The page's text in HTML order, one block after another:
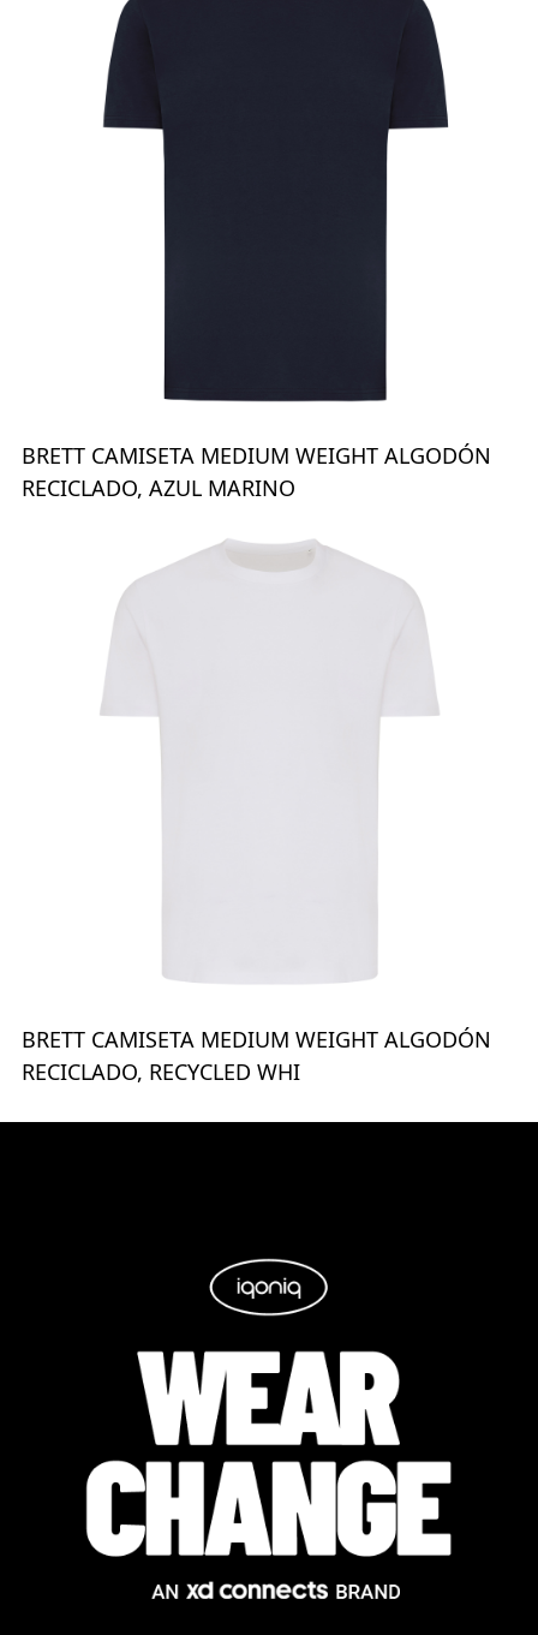
BRETT CAMISETA MEDIUM WEIGHT ALGODÓN
RECICLADO, AZUL MARINO
BRETT CAMISETA MEDIUM WEIGHT ALGODÓN
RECICLADO, RECYCLED WHI